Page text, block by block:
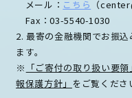
メール： こちら （
Fax：03-5540-1030
2. 最寄の金融機関でお振
ます。
※
「ご寄付の取り扱い要領
報保護方針」
をご覧くださ